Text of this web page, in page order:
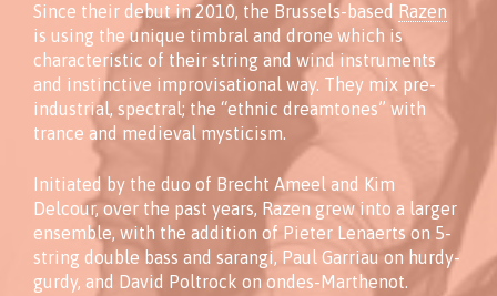
Since their debut in 2010, the Brussels-based Razen
is using the unique timbral and drone which is
characteristic of their string and wind instruments
and instinctive improvisational way. They mix pre-
industrial, spectral; the “ethnic dreamtones” with
trance and medieval mysticism.
Initiated by the duo of Brecht Ameel and Kim
Delcour, over the past years, Razen grew into a larger
ensemble, with the addition of Pieter Lenaerts on 5-
string double bass and sarangi, Paul Garriau on hurdy-
gurdy, and David Poltrock on ondes-Marthenot.